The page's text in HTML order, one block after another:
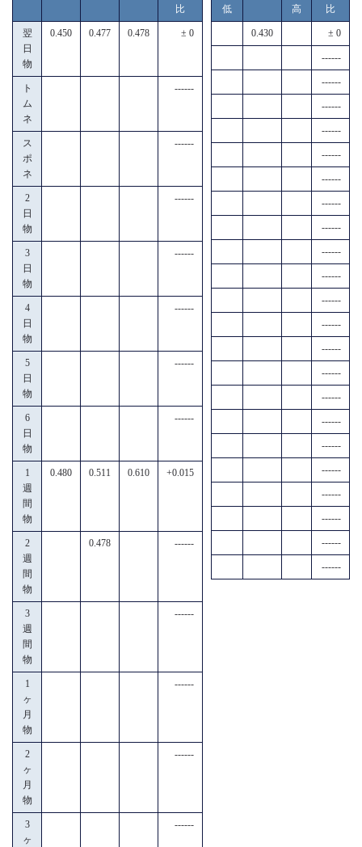
比
翌
日
物
0.450 0.477 0.478 ± 0
ト
ム
ネ
------
ス
ポ
ネ
------
2
日
物
------
3
日
物
------
4
日
物
------
5
日
物
------
6
日
物
------
1
週
間
物
0.480 0.511 0.610 +0.015
2
週
間
物
0.478 ------
3
週
間
物
------
1
ヶ
月
物
------
2
ヶ
月
物
------
3
ヶ
------
低
高
比
0.430 ± 0
------
------
------
------
------
------
------
------
------
------
------
------
------
------
------
------
------
------
------
------
------
------